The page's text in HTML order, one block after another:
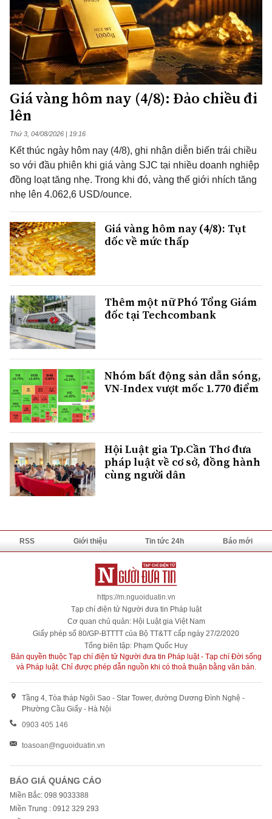
Giá vàng hôm nay (4/8): Đảo chiều đi
lên
Thứ 3, 04/08/2026 | 19:16
Kết thúc ngày hôm nay (4/8), ghi nhận diễn biến trái chiều
so với đầu phiên khi giá vàng SJC tại nhiều doanh nghiệp
đồng loạt tăng nhẹ. Trong khi đó, vàng thế giới nhích tăng
nhẹ lên 4.062,6 USD/ounce.
Giá vàng hôm nay (4/8): Tụt
dốc về mức thấp
Thêm một nữ Phó Tổng Giám
đốc tại Techcombank
Nhóm bất động sản dẫn sóng,
VN-Index vượt mốc 1.770 điểm
Hội Luật gia Tp.Cần Thơ đưa
pháp luật về cơ sở, đồng hành
cùng người dân
RSS Giới thiệu Tin tức 24h Báo mới
https://m.nguoiduatin.vn
Tạp chí điện tử Người đưa tin Pháp luật
Cơ quan chủ quản: Hội Luật gia Việt Nam
Giấy phép số 80/GP-BTTTT của Bộ TT&TT cấp ngày 27/2/2020
Tổng biên tập: Phạm Quốc Huy
Bản quyền thuộc Tạp chí điện tử Người đưa tin Pháp luật - Tạp chí Đời sống
và Pháp luật. Chỉ được phép dẫn nguồn khi có thoả thuận bằng văn bản.
Tầng 4, Tòa tháp Ngôi Sao - Star Tower, đường Dương Đình Nghệ -
Phường Cầu Giấy - Hà Nội
0903 405 146
toasoan@nguoiduatin.vn
BÁO GIÁ QUẢNG CÁO
Miền Bắc: 098 9033388
Miền Trung : 0912 329 293